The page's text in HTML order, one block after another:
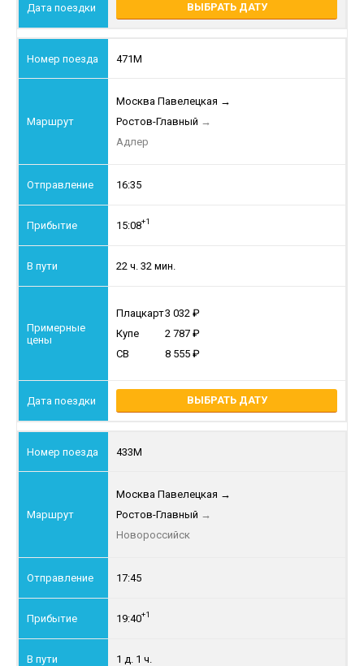
ВЫБРАТЬ ДАТУ
471М
Москва Павелецкая →
Ростов-Главный →
Адлер
16:35
15:08+1
22 ч. 32 мин.
Плацкарт3 032
Купе
2 787
СВ
8 555
ВЫБРАТЬ ДАТУ
433М
Москва Павелецкая →
Ростов-Главный →
Новороссийск
17:45
19:40+1
1 д. 1 ч.